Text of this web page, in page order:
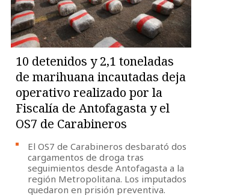
10 detenidos y 2,1 toneladas
de marihuana incautadas deja
operativo realizado por la
Fiscalía de Antofagasta y el
OS7 de Carabineros
El OS7 de Carabineros desbarató dos
cargamentos de droga tras
seguimientos desde Antofagasta a la
región Metropolitana. Los imputados
quedaron en prisión preventiva.